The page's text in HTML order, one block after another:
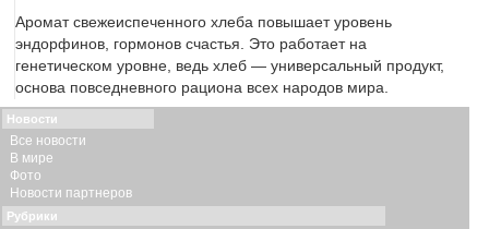
Аромат свежеиспеченного хлеба повышает уровень
эндорфинов, гормонов счастья. Это работает на
генетическом уровне, ведь хлеб — универсальный продукт,
основа повседневного рациона всех народов мира.
Новости
Все новости
В мире
Фото
Новости партнеров
Рубрики